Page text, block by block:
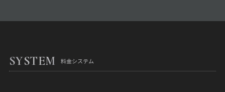
SYSTEM 料金システム